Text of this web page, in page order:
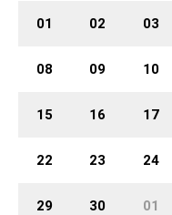
01 02 03
08 09 10
15 16 17
22 23 24
29 30 01